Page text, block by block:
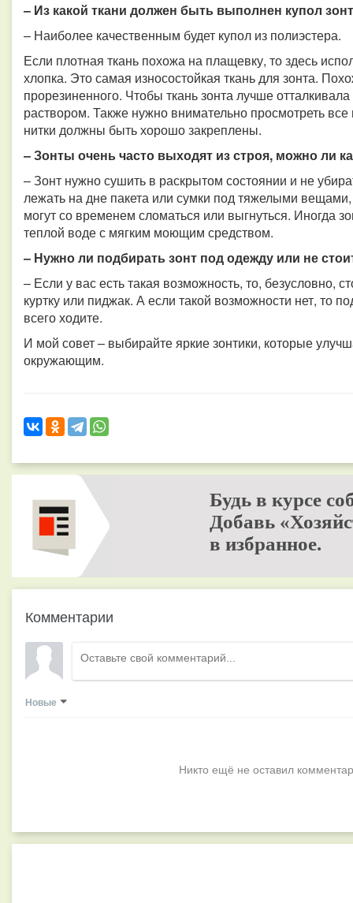
– Из какой ткани должен быть выполнен купол
– Наиболее качественным будет купол из полиэстера.
Если плотная ткань похожа на плащевку, то здесь
хлопка. Это самая износостойкая ткань для зонта.
прорезиненного. Чтобы ткань зонта лучше
раствором. Также нужно внимательно просмотреть
нитки должны быть хорошо закреплены.
– Зонты очень часто выходят из строя, можно ли
– Зонт нужно сушить в раскрытом состоянии и не
лежать на дне пакета или сумки под тяжелыми вещами,
могут со временем сломаться или выгнуться. Иногда
теплой воде с мягким моющим средством.
– Нужно ли подбирать зонт под одежду или не
– Если у вас есть такая возможность, то, безусловно,
куртку или пиджак. А если такой возможности нет, то
всего ходите.
И мой совет – выбирайте яркие зонтики, которые
окружающим.
Будь в курсе
Добавь
в избранное.
Комментарии
Новые
Никто ещё не оставил